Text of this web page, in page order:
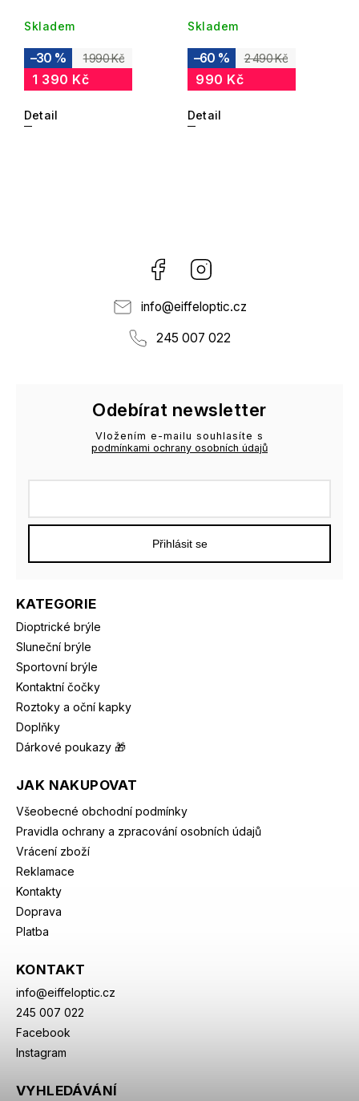
Skladem
1 990 Kč
–30 %
1 390 Kč
Detail
Skladem
2 490 Kč
–60 %
990 Kč
Detail
Facebook
info@eiffeloptic.cz
245 007 022
KATEGORIE
Dioptrické brýle
Sluneční brýle
Sportovní brýle
Kontaktní čočky
Roztoky a oční kapky
Doplňky
Dárkové poukazy 🎁
JAK NAKUPOVAT
Všeobecné obchodní podmínky
Pravidla ochrany a zpracování osobních údajů
Vrácení zboží
Reklamace
Kontakty
Doprava
Platba
KONTAKT
info@eiffeloptic.cz
245 007 022
Facebook
Instagram
Odebírat newsletter
Vložením e-mailu souhlasíte s
podmínkami ochrany osobních údajů
Přihlásit se
VYHLEDÁVÁNÍ